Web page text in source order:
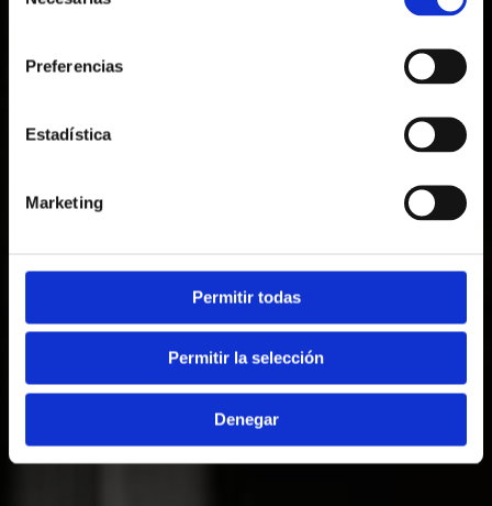
Preferencias
Estadística
Marketing
Permitir todas
Permitir la selección
Denegar